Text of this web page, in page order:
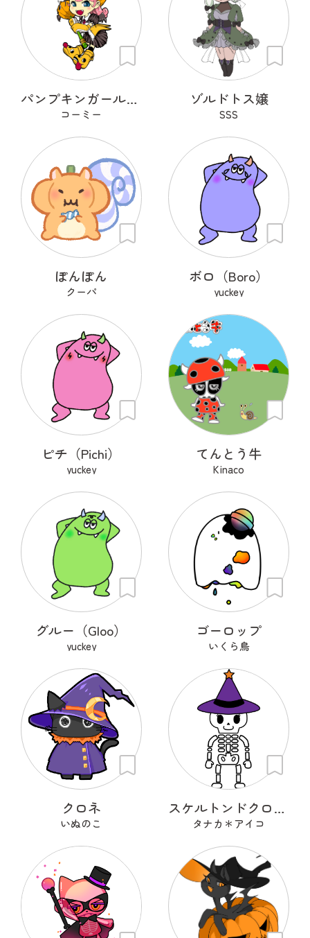
パンプキンガール「カボちゃん」
コーミー
ゾルドトス嬢
SSS
ぽんぽん
クーパ
ボロ（Boro）
yuckey
ピチ（Pichi）
yuckey
てんとう牛
Kinaco
グルー（Gloo）
yuckey
ゴーロップ
いくら鳥
クロネ
いぬのこ
スケルトンドクロちゃん
タナカ＊アイコ